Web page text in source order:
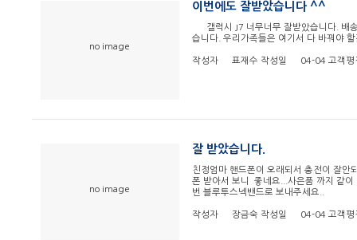
no image
이번에도 잘받았습니다 ^^
갤럭시 J7 너무너무 잘받았습니다. 배송
습니다. 우리가족들은 여기서 다 바꿔야
작성자 표재수 작성일 04-04 고객평
no image
잘 받았습니다.
친정엄마 핸드폰이 오래되서 충전이 잘안
폰 받아서 보니 좋네요...사은품 까지 같
번 블루투스넥밴드로 보내주세요..
작성자 장금숙 작성일 04-04 고객평